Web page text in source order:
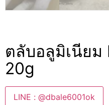
ตลับอลูมิเนียม
20g
LINE : @dbale6001ok